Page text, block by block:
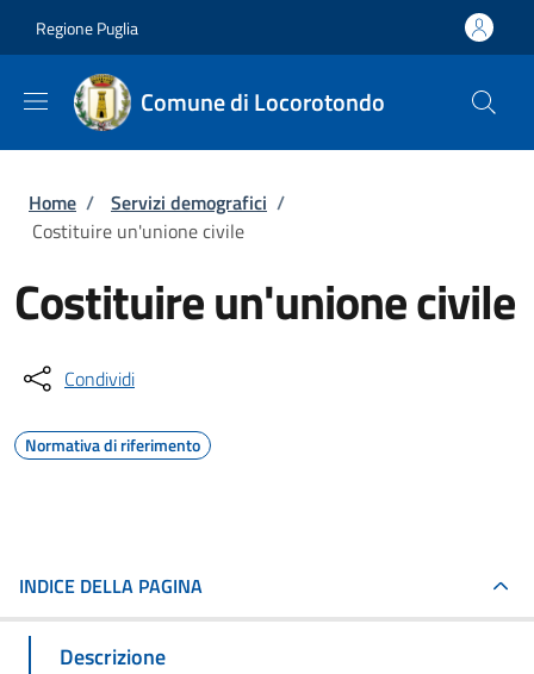
Regione Puglia
Comune di Locorotondo
Briciole di pane
Home / Servizi demografici /
Costituire un'unione civile
Costituire un'unione civile
Condividi
Normativa di riferimento
INDICE DELLA PAGINA
Descrizione